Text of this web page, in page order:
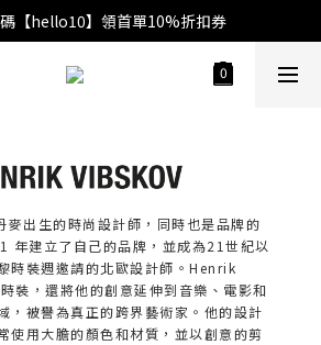
【hello10】領首單10%折扣券
出生的時尚設計師，同時也是品牌的
年建立了自己的品牌，並成為21世紀以
時裝週邀請的北歐設計師。Henrik
裝，還將他的創意延伸到音樂、電影和
，被譽為真正的跨界藝術家。他的設計
使用大膽的顏色和材質，並以創意的剪